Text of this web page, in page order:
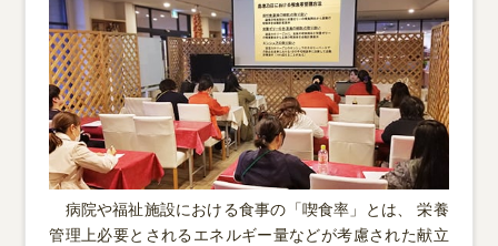
病院や福祉施設における食事の「喫食率」とは、 栄養
管理上必要とされるエネルギー量などが考慮された献立